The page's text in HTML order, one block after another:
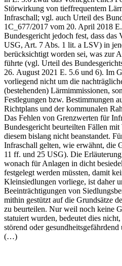
Störwirkung von tieffrequentem
Infraschall; vgl. auch Urteil des
1C_677/2017 vom 20. April 2018
Bundesgericht jedoch fest, dass
USG, Art. 7 Abs. 1 lit. a LSV) in
berücksichtigt worden sei, was zur
führte (vgl. Urteil des
26. August 2021 E. 5.6 und 6). Im
vorliegend nicht um die
(bestehenden) Lärmimmissionen,
Festlegungen bzw. Bestimmungen
Richtplans und der kommunalen
Das Fehlen von Grenzwerten für
Bundesgericht beurteilten Fällen
diesem bislang nicht beanstandet.
Infraschall gelten, wie erwähnt, die
11 ff. und 25 USG). Die
wonach für Anlagen in dicht
festgelegt werden müssten, damit
Kleinsiedlungen vorliege, ist daher
Beeinträchtigungen von
mithin gestützt auf die Grundsätze
zu beurteilen. Nur weil noch keine
statuiert wurden, bedeutet dies
störend oder
(…)